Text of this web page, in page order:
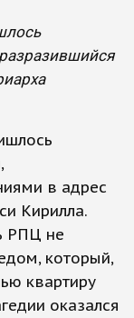
в адрес
Кирилла.
РПЦ не
который,
квартиру
оказался